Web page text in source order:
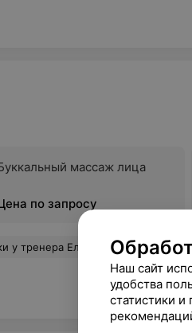
массаж лица
по запросу
клиенту и находит к каждому подход, но работать придется много :) Если вы хотите прийти в хорошую
Наш сайт
удобства
статистики